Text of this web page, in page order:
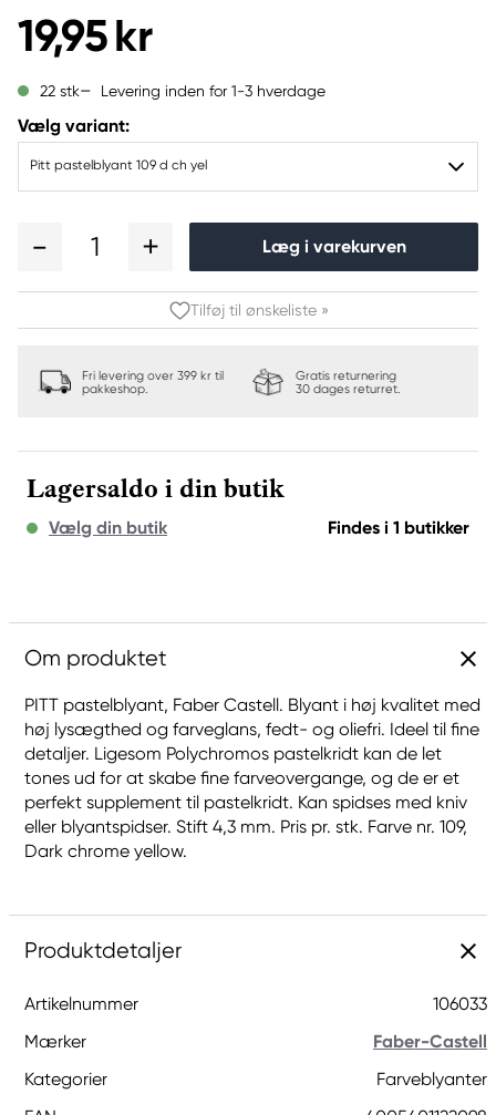
19,95 kr
22 stk Levering inden for 1-3 hverdage
Vælg variant:
Pitt pastelblyant 109 d ch yel
1 Læg i varekurven
Tilføj til ønskeliste »
Fri levering over 399 kr til
pakkeshop.
Gratis returnering
30 dages returret.
Lagersaldo i din butik
Vælg din butik Findes i 1 butikker
Om produktet
PITT pastelblyant, Faber Castell. Blyant i høj kvalitet med
høj lysægthed og farveglans, fedt- og oliefri. Ideel til fine
detaljer. Ligesom Polychromos pastelkridt kan de let
tones ud for at skabe fine farveovergange, og de er et
perfekt supplement til pastelkridt. Kan spidses med kniv
eller blyantspidser. Stift 4,3 mm. Pris pr. stk. Farve nr. 109,
Dark chrome yellow.
Produktdetaljer
Artikelnummer
106033
Mærker
Faber-Castell
Kategorier
Farveblyanter